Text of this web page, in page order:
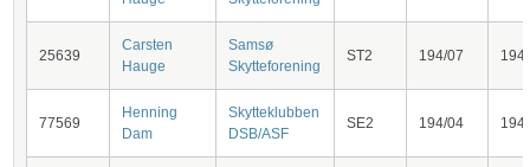
25639
Carsten
Hauge
Samsø
Skytteforening
ST2 194/07 194
77569
Henning
Dam
Skytteklubben
DSB/ASF
SE2 194/04 194